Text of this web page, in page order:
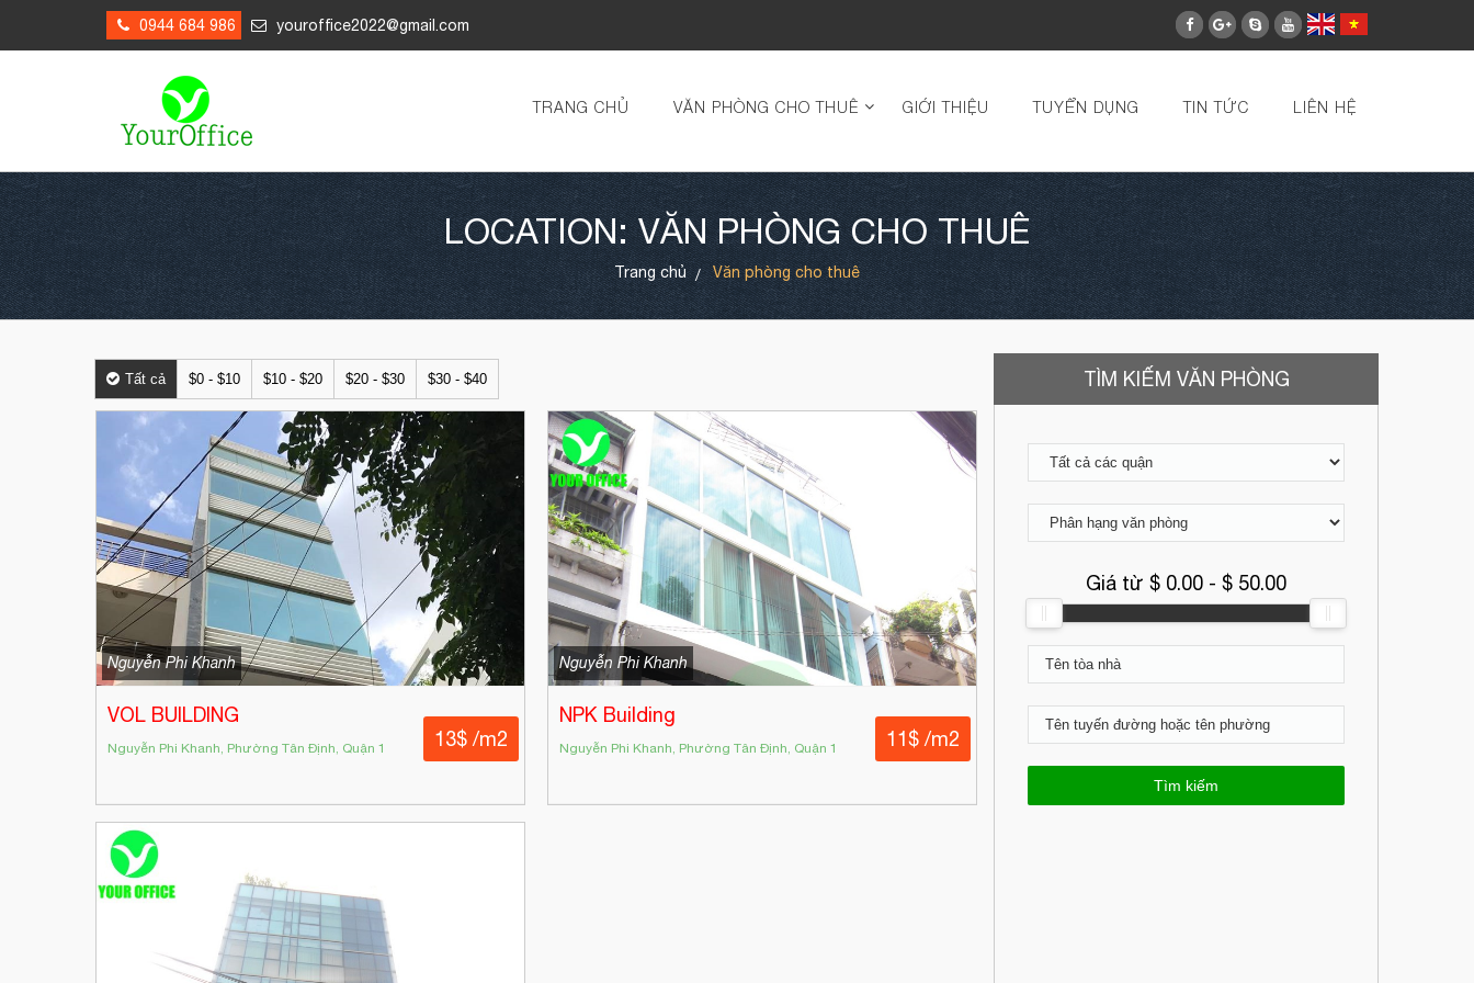
0944 684 986 youroffice2022@gmail.com
TRANG CHỦ VĂN PHÒNG CHO THUÊ GIỚI THIỆU TUYỂN DỤNG TIN TỨC LIÊN HỆ
LOCATION: VĂN PHÒNG CHO THUÊ
Trang chủ Văn phòng cho thuê
TÌM KIẾM VĂN PHÒNG
Giá từ $ 0.00 - $ 50.00
Tất cả $0 - $10 $10 - $20 $20 - $30 $30 - $40
Nguyễn Phi Khanh
VOL BUILDING
Nguyễn Phi Khanh, Phường Tân Định, Quận 1 13$ /m2
Nguyễn Phi Khanh
NPK Building
Nguyễn Phi Khanh, Phường Tân Định, Quận 1 11$ /m2